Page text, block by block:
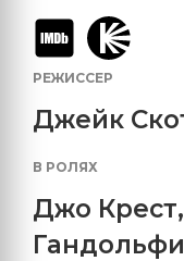
РЕЖИССЕР
Джейк
В РОЛЯХ
Джо Крест,